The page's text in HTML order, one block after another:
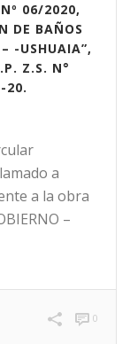
06/2020,
DE BAÑOS
-USHUAIA”,
Z.S. N°
20.
a
a la obra
–
0